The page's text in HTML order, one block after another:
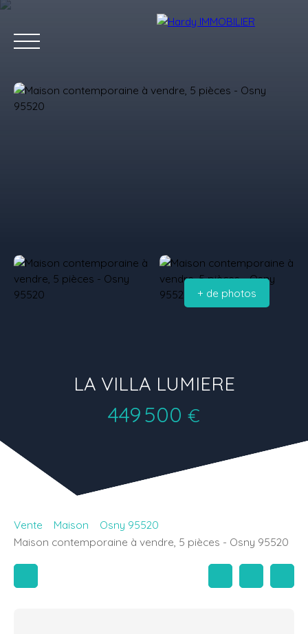
+ de photos
LA VILLA LUMIERE
449 500 €
Vente Maison
Osny 95520
Maison contemporaine à vendre, 5 pièces - Osny 95520